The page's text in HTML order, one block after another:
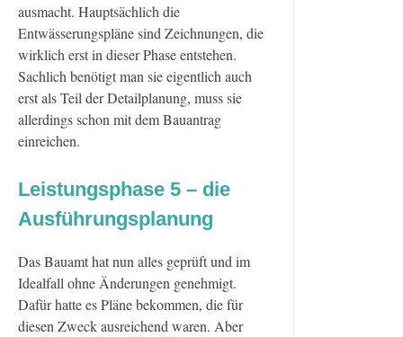
ausmacht. Hauptsächlich die
Entwässerungspläne sind Zeichnungen, die
wirklich erst in dieser Phase entstehen.
Sachlich benötigt man sie eigentlich auch
erst als Teil der Detailplanung, muss sie
allerdings schon mit dem Bauantrag
einreichen.
Leistungsphase 5 – die
Ausführungsplanung
Das Bauamt hat nun alles geprüft und im
Idealfall ohne Änderungen genehmigt.
Dafür hatte es Pläne bekommen, die für
diesen Zweck ausreichend waren. Aber